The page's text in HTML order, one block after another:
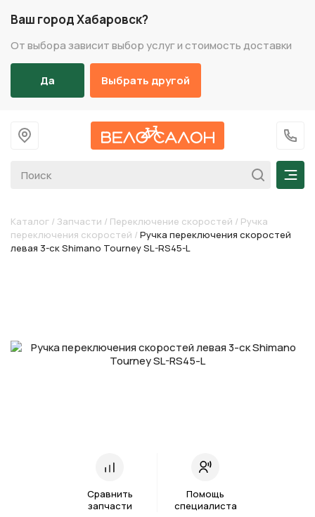
Ваш город Хабаровск?
От выбора зависит выбор услуг и стоимость доставки
Да Выбрать другой
На главную
+7
Каталог / Запчасти / Переключение скоростей / Ручка
переключения скоростей / Ручка переключения скоростей
левая 3-ск Shimano Tourney SL-RS45-L
Сравнить
запчасти
Помощь
специалиста